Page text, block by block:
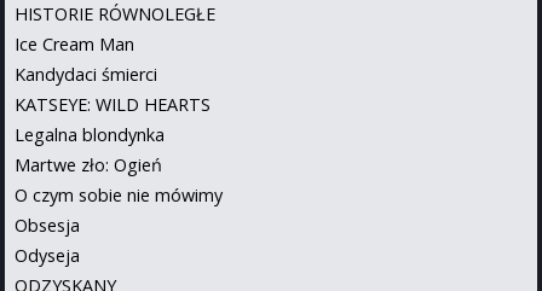
HISTORIE RÓWNOLEGŁE
Ice Cream Man
Kandydaci śmierci
KATSEYE: WILD HEARTS
Legalna blondynka
Martwe zło: Ogień
O czym sobie nie mówimy
Obsesja
Odyseja
ODZYSKANY